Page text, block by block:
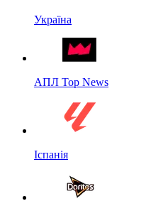
Україна
АПЛ Top News
Іспанія